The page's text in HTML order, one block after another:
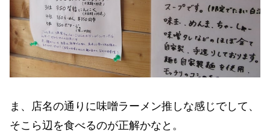
ま、店名の通りに味噌ラーメン推しな感じでして、
そこら辺を食べるのが正解かなと。